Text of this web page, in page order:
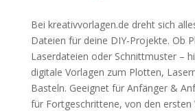
Bei kreativvorlagen.de dreht sich
Dateien für deine DIY-Projekte. Ob
Laserdateien oder Schnittmuster –
digitale Vorlagen zum Plotten,
Basteln. Geeignet für Anfänger &
für Fortgeschrittene, von den ersten